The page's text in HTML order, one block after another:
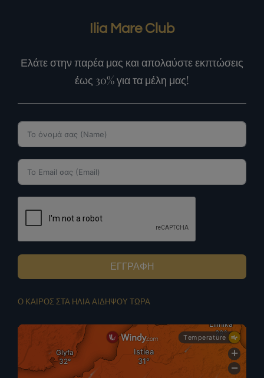
Ilia Mare Club
Ελάτε στην παρέα μας και απολαύστε εκπτώσεις
έως 30% για τα μέλη μας!
ΕΓΓΡΑΦΗ
Ο ΚΑΙΡΟΣ ΣΤΑ ΗΛΙΑ ΑΙΔΗΨΟΥ ΤΩΡΑ